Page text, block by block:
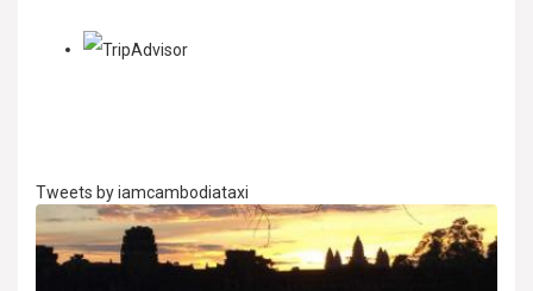
Tweets by iamcambodiataxi